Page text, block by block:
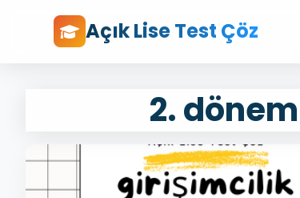
Açık Lise Test Çöz
2.